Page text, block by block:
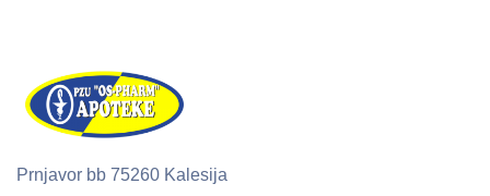
Prnjavor bb 75260 Kalesija